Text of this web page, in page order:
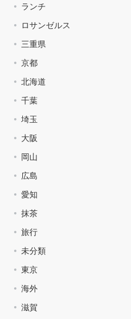
ランチ
ロサンゼルス
三重県
京都
北海道
千葉
埼玉
大阪
岡山
広島
愛知
抹茶
旅行
未分類
東京
海外
滋賀